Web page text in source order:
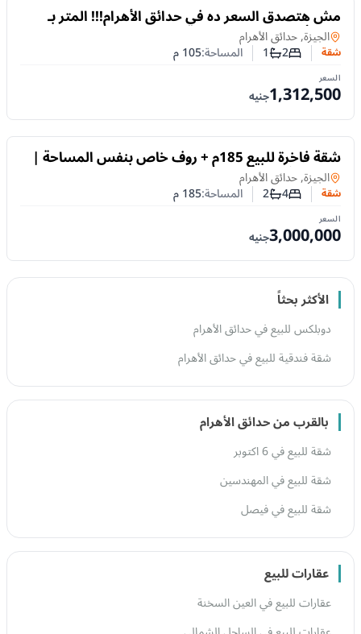
للبيع
مش هتصدق السعر ده في حدائق الأهرام!!! المتر بـ
12.5 ألف بس متشطب سوبر لوكس
شقةفي
الجيزة, حدائق الأهرام
شقة عدد غرف النوم
2عدد الحمامات
1 المساحة:105م
السعر
1,312,500جنيه
للبيع شقة فاخرة للبيع 185م + روف خاص بنفس المساحة |
حدائق الأهرام
شقةفي
الجيزة, حدائق الأهرام
شقة عدد غرف النوم
4عدد الحمامات
2 المساحة:185م
السعر
3,000,000جنيه
الأكثر بحثاً
دوبلكس للبيع في حدائق الأهرام
شقة فندقية للبيع في حدائق الأهرام
بالقرب من حدائق الأهرام
شقة للبيع في 6 اكتوبر
شقة للبيع في المهندسين
شقة للبيع في فيصل
عقارات للبيع
عقارات للبيع في العين السخنة